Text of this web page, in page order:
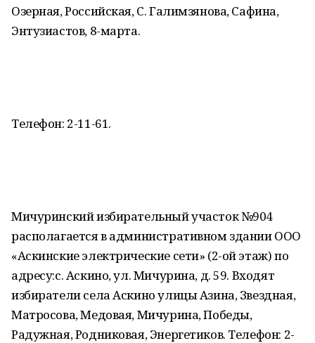
Озерная, Российская, С. Галимзянова, Сафина,
Энтузиастов, 8-марта.
Телефон: 2-11-61.
Мичуринский избирательный участок №904
располагается в административном здании ООО
«Аскинские электрические сети» (2-ой этаж) по
адресу:с. Аскино, ул. Мичурина, д. 59. Входят
избиратели села Аскино улицы Азина, Звездная,
Матросова, Медовая, Мичурина, Победы,
Радужная, Родниковая, Энергетиков. Телефон: 2-